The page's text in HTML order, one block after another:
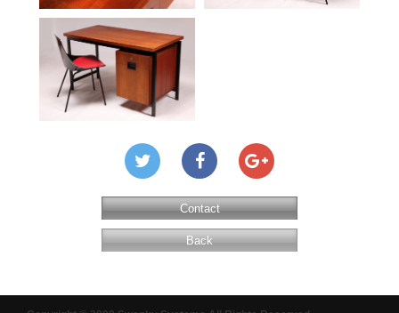
Contact
Back